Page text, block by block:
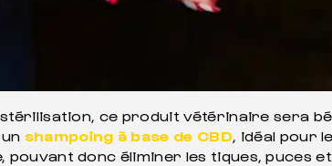
ce produit vétérinaire sera
shampoing à base de CBD, idéal pour
donc éliminer les tiques, puces